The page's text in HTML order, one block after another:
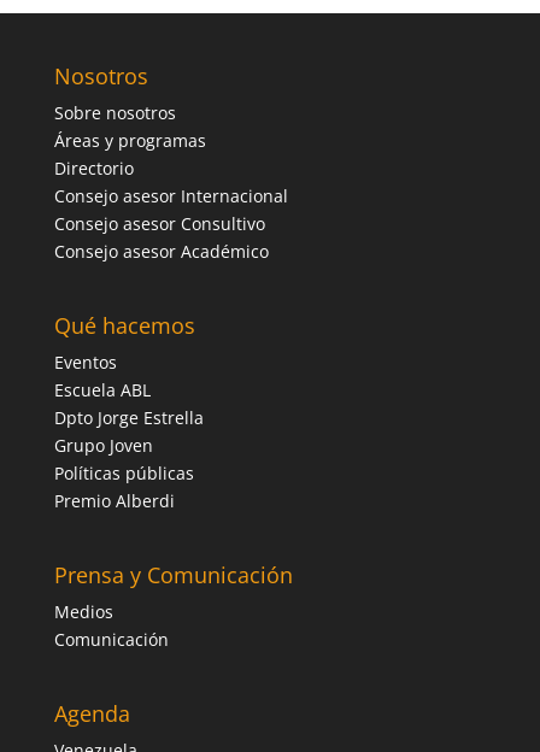
Nosotros
Sobre nosotros
Áreas y programas
Directorio
Consejo asesor Internacional
Consejo asesor Consultivo
Consejo asesor Académico
Qué hacemos
Eventos
Escuela ABL
Dpto Jorge Estrella
Grupo Joven
Políticas públicas
Premio Alberdi
Prensa y Comunicación
Medios
Comunicación
Agenda